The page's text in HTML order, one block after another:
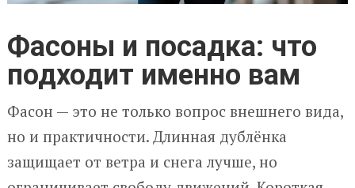
Фасоны и посадка: что
подходит именно вам
Фасон — это не только вопрос внешнего вида,
но и практичности. Длинная дублёнка
защищает от ветра и снега лучше, но